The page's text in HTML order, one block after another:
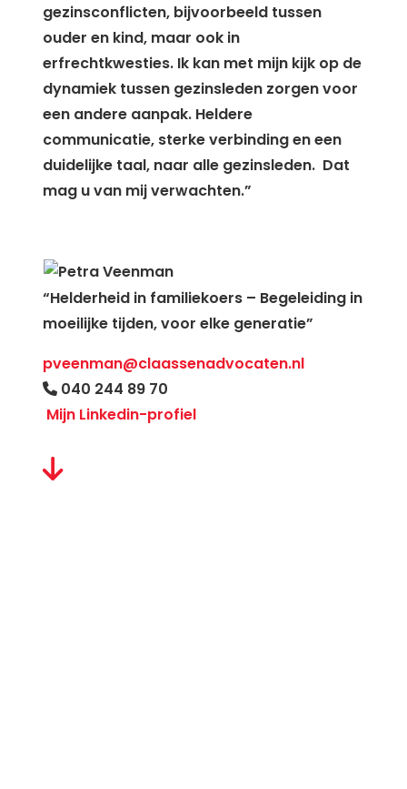
gezinsconflicten, bijvoorbeeld tussen
ouder en kind, maar ook in
erfrechtkwesties. Ik kan met mijn kijk op de
dynamiek tussen gezinsleden zorgen voor
een andere aanpak. Heldere
communicatie, sterke verbinding en een
duidelijke taal, naar alle gezinsleden. Dat
mag u van mij verwachten.”
“Helderheid in familiekoers – Begeleiding in
moeilijke tijden, voor elke generatie”
pveenman@claassenadvocaten.nl
040 244 89 70
Mijn Linkedin-profiel